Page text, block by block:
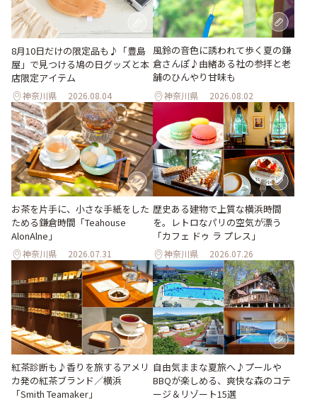
8月10日だけの限定品も♪「豊島
屋」で見つける鳩の日グッズと本
店限定アイテム
神奈川県 2026.08.04
風鈴の音色に誘われて歩く夏の鎌
倉さんぽ♪由緒ある社の参拝と老
舗のひんやり甘味も
神奈川県 2026.08.02
お茶を片手に、小さな手紙をした
ためる鎌倉時間「Teahouse
AlonAlne」
神奈川県 2026.07.31
歴史ある建物で上質な横浜時間
を。レトロなパリの空気が漂う
「カフェ ドゥ ラ プレス」
神奈川県 2026.07.26
紅茶診断も♪香りを旅するアメリ
カ発の紅茶ブランド／横浜
「Smith Teamaker」
自由気ままな夏旅へ♪プールや
BBQが楽しめる、爽快な森のコテ
ージ＆リゾート15選